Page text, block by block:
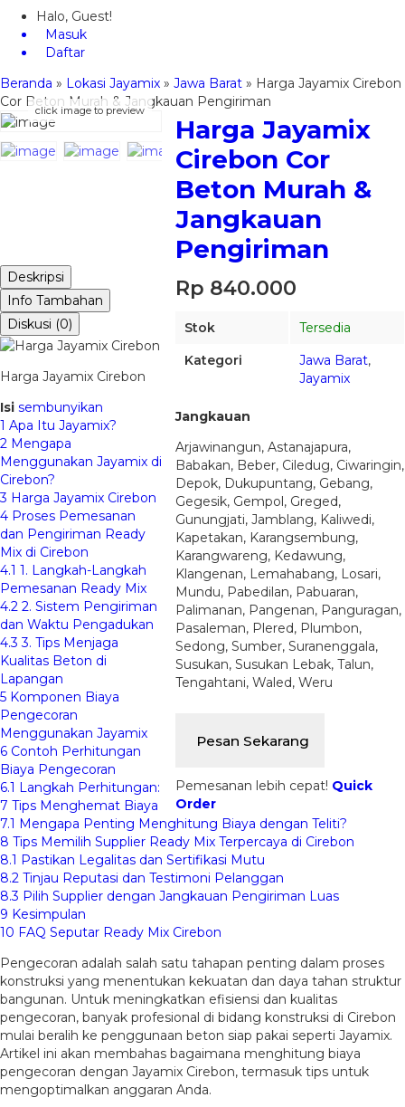
Halo, Guest!
Masuk
Daftar
Beranda » Lokasi Jayamix » Jawa Barat » Harga Jayamix Cirebon
Cor Beton Murah & Jangkauan Pengiriman
click image to preview
Harga Jayamix
Cirebon Cor
Beton Murah &
Jangkauan
Pengiriman
Rp 840.000
Stok
Tersedia
Kategori
Jawa Barat,
Jayamix
Jangkauan
Arjawinangun, Astanajapura,
Babakan, Beber, Ciledug, Ciwaringin,
Depok, Dukupuntang, Gebang,
Gegesik, Gempol, Greged,
Gunungjati, Jamblang, Kaliwedi,
Kapetakan, Karangsembung,
Karangwareng, Kedawung,
Klangenan, Lemahabang, Losari,
Mundu, Pabedilan, Pabuaran,
Palimanan, Pangenan, Panguragan,
Pasaleman, Plered, Plumbon,
Sedong, Sumber, Suranenggala,
Susukan, Susukan Lebak, Talun,
Tengahtani, Waled, Weru
Pesan Sekarang
Pemesanan lebih cepat! Quick
Order
Deskripsi
Info Tambahan
Diskusi (0)
Harga Jayamix Cirebon
Isi sembunyikan
1 Apa Itu Jayamix?
2 Mengapa
Menggunakan Jayamix di
Cirebon?
3 Harga Jayamix Cirebon
4 Proses Pemesanan
dan Pengiriman Ready
Mix di Cirebon
4.1 1. Langkah-Langkah
Pemesanan Ready Mix
4.2 2. Sistem Pengiriman
dan Waktu Pengadukan
4.3 3. Tips Menjaga
Kualitas Beton di
Lapangan
5 Komponen Biaya
Pengecoran
Menggunakan Jayamix
6 Contoh Perhitungan
Biaya Pengecoran
6.1 Langkah Perhitungan:
7 Tips Menghemat Biaya
7.1 Mengapa Penting Menghitung Biaya dengan Teliti?
8 Tips Memilih Supplier Ready Mix Terpercaya di Cirebon
8.1 Pastikan Legalitas dan Sertifikasi Mutu
8.2 Tinjau Reputasi dan Testimoni Pelanggan
8.3 Pilih Supplier dengan Jangkauan Pengiriman Luas
9 Kesimpulan
10 FAQ Seputar Ready Mix Cirebon
Pengecoran adalah salah satu tahapan penting dalam proses
konstruksi yang menentukan kekuatan dan daya tahan struktur
bangunan. Untuk meningkatkan efisiensi dan kualitas
pengecoran, banyak profesional di bidang konstruksi di Cirebon
mulai beralih ke penggunaan beton siap pakai seperti Jayamix.
Artikel ini akan membahas bagaimana menghitung biaya
pengecoran dengan Jayamix Cirebon, termasuk tips untuk
mengoptimalkan anggaran Anda.